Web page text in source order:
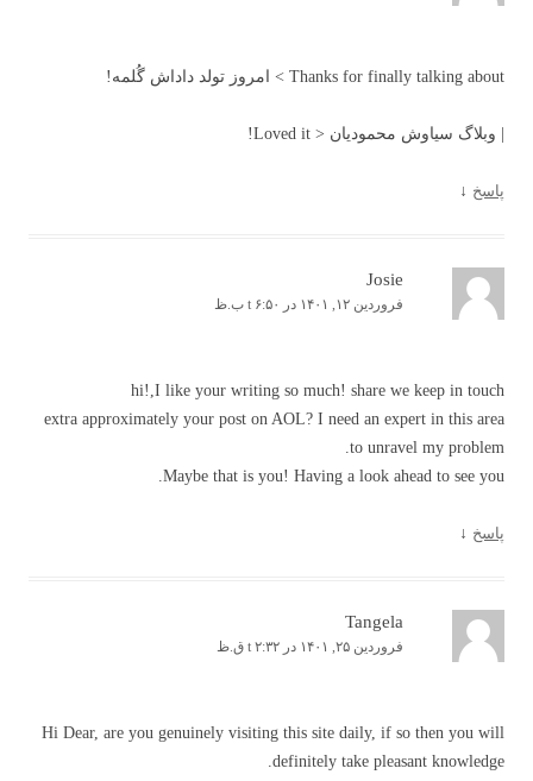
Thanks for finally talking about > امروز تولد داداش گُلمه!
| وبلاگ سیاوش محمودیان < Loved it!
پاسخ ↓
Josie
فروردین ۱۲, ۱۴۰۱ در t ۶:۵۰ ب.ظ
hi!,I like your writing so much! share we keep in touch
extra approximately your post on AOL? I need an expert in this area
to unravel my problem.
Maybe that is you! Having a look ahead to see you.
پاسخ ↓
Tangela
فروردین ۲۵, ۱۴۰۱ در t ۲:۳۲ ق.ظ
Hi Dear, are you genuinely visiting this site daily, if so then you will
definitely take pleasant knowledge.